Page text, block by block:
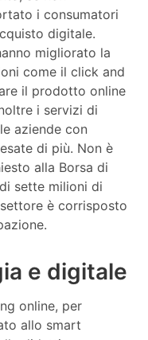
i consumatori
digitale.
migliorato la
come il click and
il prodotto online
i servizi di
aziende con
di più. Non è
alla Borsa di
sette milioni di
è corrisposto
e digitale
online, per
allo smart